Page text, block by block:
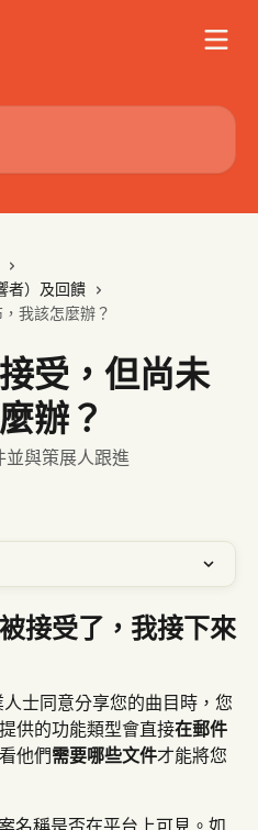
者）及回饋
我該怎麼辦？
受，但尚未
辦？
與策展人跟進
接受了，我接下來
士同意分享您的曲目時，您
供的功能類型會直接在郵件
他們需要哪些文件才能將您